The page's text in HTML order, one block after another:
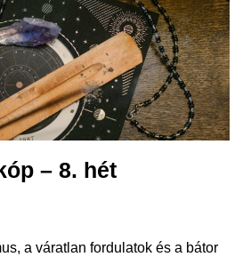
– 8. hét
a váratlan fordulatok és a bátor